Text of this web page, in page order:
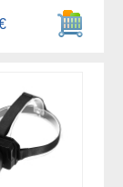
Ajouter